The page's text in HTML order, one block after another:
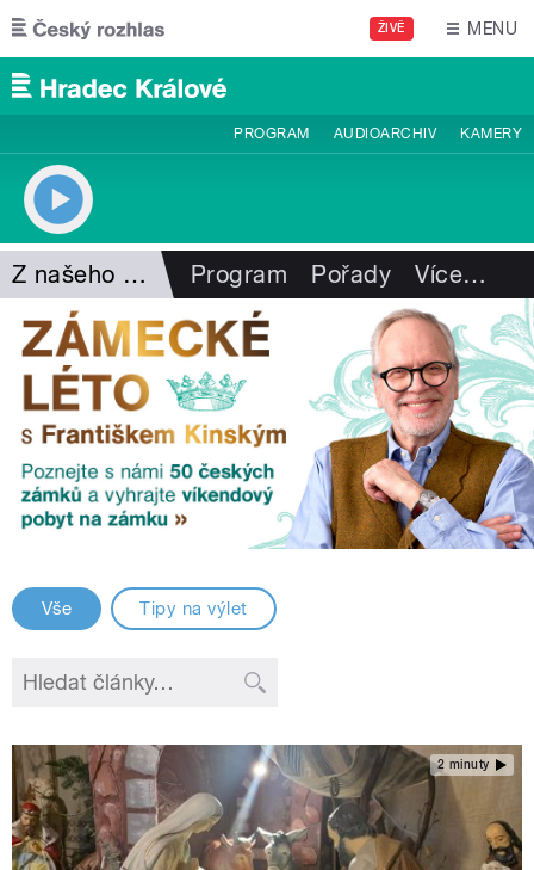
Přejít k hlavnímu obsahu
ŽIVĚ MENU
PROGRAM AUDIOARCHIV KAMERY
Z našeho vysílání Program Pořady Více…
Vše Tipy na výlet
2 minuty